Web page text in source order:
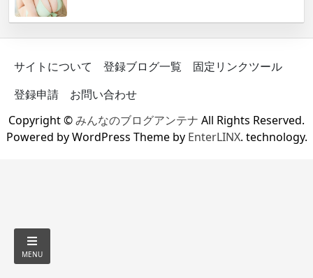
サイトについて 登録ブログ一覧
固定リンクツール
登録申請
お問い合わせ
Copyright ©みんなのブログアンテナ All Rights Reserved.
Powered by WordPress Theme by EnterLINX. technology.
MENU